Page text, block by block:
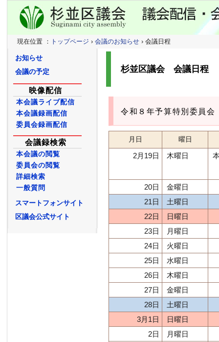
現在位置 ： トップページ › 会議のお知らせ › 会議日程
杉並区議会 会議日程
令和８年予算特別委員会
月日 曜日
2月19日 木曜日
20日
金曜日
21日
土曜日
22日
日曜日
23日
月曜日
24日
火曜日
25日
水曜日
26日
木曜日
27日
金曜日
28日
土曜日
3月1日
日曜日
2日
月曜日
お知らせ
会議の予定
映像配信
本会議ライブ配信
本会議録画配信
委員会録画配信
会議録検索
本会議の閲覧
委員会の閲覧
詳細検索
一般質問
スマートフォンサイト
区議会公式サイト